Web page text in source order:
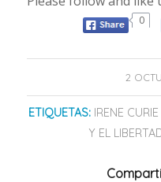
0
2
ETIQUETAS: IRENE
Y EL